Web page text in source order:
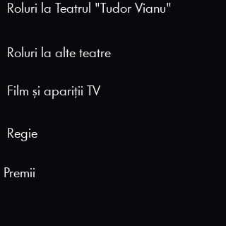
Roluri la Teatrul "Tudor Vianu"
Roluri la alte teatre
Film și apariții TV
Regie
Premii